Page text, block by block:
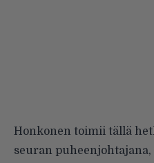
Honkonen toimii tällä
seuran